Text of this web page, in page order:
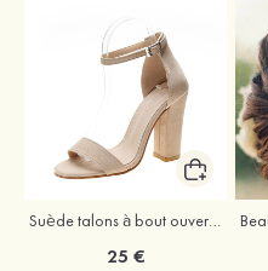
Suède talons à bout ouvert sandales talon bottier chaussures pour les soirées
25 €